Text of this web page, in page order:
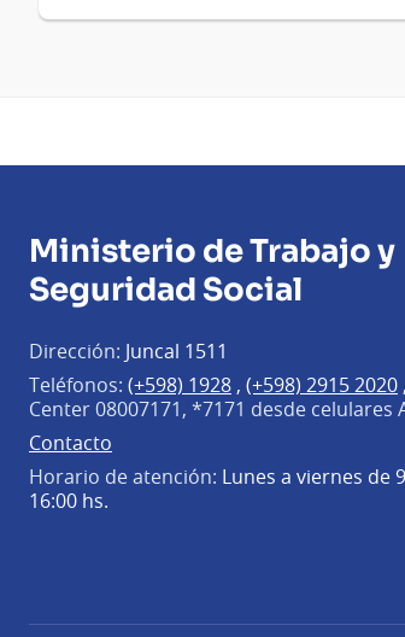
Ministerio de Trabajo y
Seguridad Social
Dirección: Juncal 1511
Teléfonos: (+598) 1928 , (+598) 2915 2020 ,
Center 08007171, *7171 desde celulares
Contacto
Horario de atención: Lunes a viernes de
16:00 hs.